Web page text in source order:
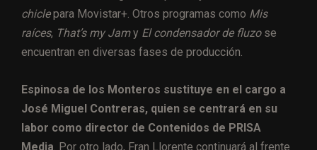
chiclepara Movistar+. Otros programas como Mis
raíces, That’s my Jamy El condensador de fluzose
encuentran en diversas fases de producción.
Espinosa de los Monteros sustituye en el cargo a
José Miguel Contreras, quien se centrará en su
labor como director de Contenidos de PRISA
Media. Por otro lado, Fran Llorente continuará al frente